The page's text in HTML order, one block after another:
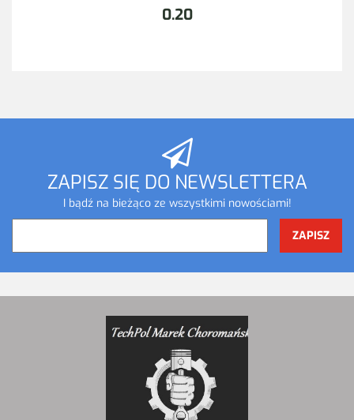
0.20
ZAPISZ SIĘ DO NEWSLETTERA
I bądź na bieżąco ze wszystkimi nowościami!